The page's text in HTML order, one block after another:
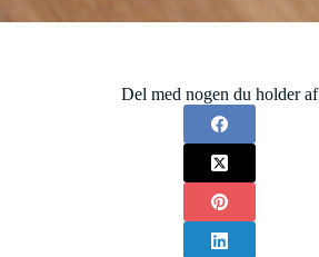
Del med nogen du holder af